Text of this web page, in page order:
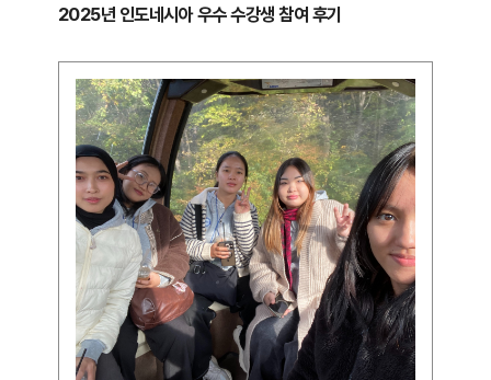
2025년 인도네시아 우수 수강생 참여 후기